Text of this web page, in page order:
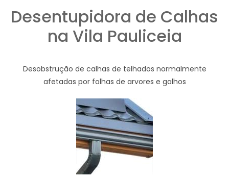
Desentupidora de Calhas
na Vila Pauliceia
Desobstrução de calhas de telhados normalmente
afetadas por folhas de arvores e galhos